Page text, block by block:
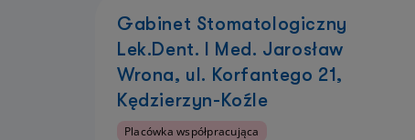
Gabinet Stomatologiczny
Lek.Dent. I Med. Jarosław
Wrona, ul. Korfantego 21,
Kędzierzyn-Koźle
Placówka współpracująca